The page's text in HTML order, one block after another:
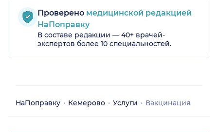
Проверено медицинской редакцией
НаПоправку
В составе редакции — 40+ врачей-
экспертов более 10 специальностей.
НаПоправку Кемерово Услуги Вакцинация